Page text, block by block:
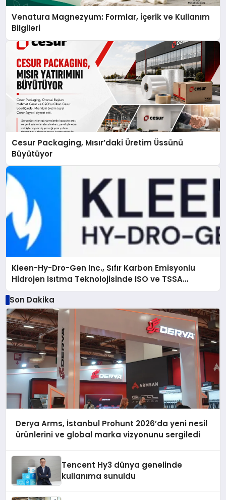
Venatura Magnezyum: Formlar, İçerik ve Kullanım
Bilgileri
Cesur Packaging, Mısır’daki Üretim Üssünü
Büyütüyor
Kleen-Hy-Dro-Gen Inc., Sıfır Karbon Emisyonlu
Hidrojen Isıtma Teknolojisinde ISO ve TSSA
Düzenleyici Onaylarını Aldı
Son Dakika
Derya Arms, İstanbul Prohunt 2026’da yeni nesil
ürünlerini ve global marka vizyonunu sergiledi
Tencent Hy3 dünya genelinde
kullanıma sunuldu